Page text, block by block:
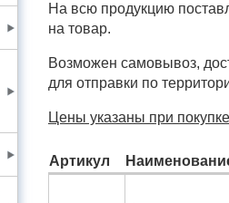
На всю продукцию
на товар.
Возможен самовывоз,
для отправки по
Цены указаны при
Артикул